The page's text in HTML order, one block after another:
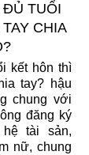
TUỔI
CHIA
kết hôn thì
tay? hậu
chung với
đăng ký
hệ tài sản,
nữ, chung